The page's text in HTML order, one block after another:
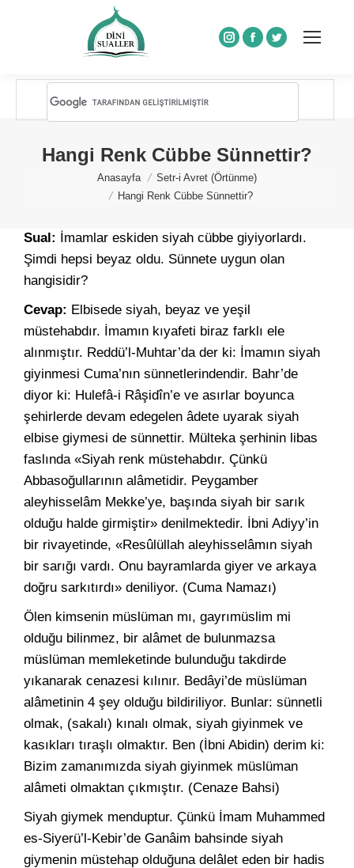
Instagram
Facebook
Twitter
Hangi Renk Cübbe Sünnettir?
You are here:Anasayfa
Setr-i Avret (Örtünme)
Hangi Renk Cübbe Sünnettir?
Sual: İmamlar eskiden siyah cübbe giyiyorlardı.
Şimdi hepsi beyaz oldu. Sünnete uygun olan
hangisidir?
Cevap: Elbisede siyah, beyaz ve yeşil
müstehabdır. İmamın kıyafeti biraz farklı ele
alınmıştır. Reddü’l-Muhtar’da der ki: İmamın siyah
giyinmesi Cuma’nın sünnetlerindendir. Bahr’de
diyor ki: Hulefâ-i Râşidîn’e ve asırlar boyunca
şehirlerde devam edegelen âdete uyarak siyah
elbise giymesi de sünnettir. Mülteka şerhinin libas
faslında «Siyah renk müstehabdır. Çünkü
Abbasoğullarının alâmetidir. Peygamber
aleyhisselâm Mekke’ye, başında siyah bir sarık
olduğu halde girmiştir» denilmektedir. İbni Adiyy’in
bir rivayetinde, «Resûlüllah aleyhisselâmın siyah
bir sarığı vardı. Onu bayramlarda giyer ve arkaya
doğru sarkıtırdı» deniliyor. (Cuma Namazı)
Ölen kimsenin müslüman mı, gayrımüslim mi
olduğu bilinmez, bir alâmet de bulunmazsa
müslüman memleketinde bulunduğu takdirde
yıkanarak cenazesi kılınır. Bedâyi’de müslüman
alâmetinin 4 şey olduğu bildiriliyor. Bunlar: sünnetli
olmak, (sakalı) kınalı olmak, siyah giyinmek ve
kasıkları tıraşlı olmaktır. Ben (İbni Abidin) derim ki:
Bizim zamanımızda siyah giyinmek müslüman
alâmeti olmaktan çıkmıştır. (Cenaze Bahsi)
Siyah giymek menduptur. Çünkü İmam Muhammed
es-Siyerü’l-Kebir’de Ganâim bahsinde siyah
giymenin müstehap olduğuna delâlet eden bir hadis